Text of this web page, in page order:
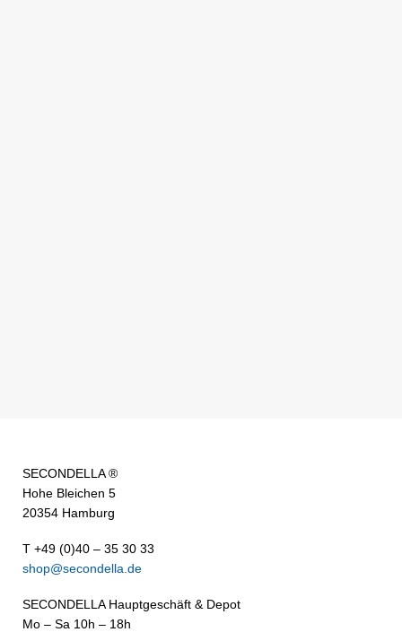
SECONDELLA ®
Hohe Bleichen 5
20354 Hamburg
T +49 (0)40 – 35 30 33
shop@secondella.de
SECONDELLA Hauptgeschäft & Depot
Mo – Sa 10h – 18h